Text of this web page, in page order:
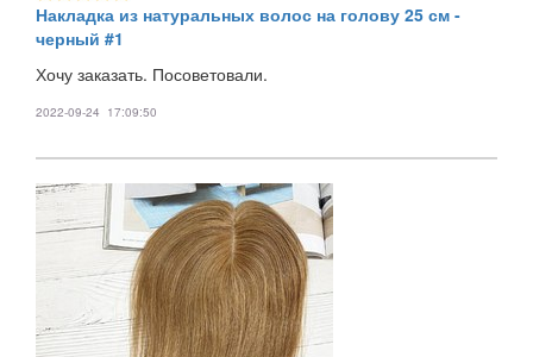
Накладка из натуральных волос на голову 25 см -
черный #1
Хочу заказать. Посоветовали.
2022-09-24 17:09:50